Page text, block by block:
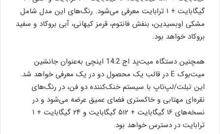
گیگابایت + ۱ ترابایت معرفی می‌شود. رنگ‌های این مدل شامل
مشکی اوبسیدین، بنفش فانتوم، قرمز کیهانی، آبی بروکاد و سفید
بروکاد خواهد بود.
همچنین دستگاه میت‌پد اج 14.2 اینچی به‌عنوان جانشین
میت‌بوک E در قالب یک محصول دو در یک معرفی خواهد شد.
این تبلت/لپ‌تاپ با سیستم خنک‌کننده دو فن، در رنگ‌های
نقره‌ای مهتابی و خاکستری فضای عمیق عرضه می‌شود و در
نسخه‌های ۱۶ گیگابایت + ۵۱۲ گیگابایت و ۲۴ گیگابایت + ۱
ترابایت در دسترس خواهد بود.